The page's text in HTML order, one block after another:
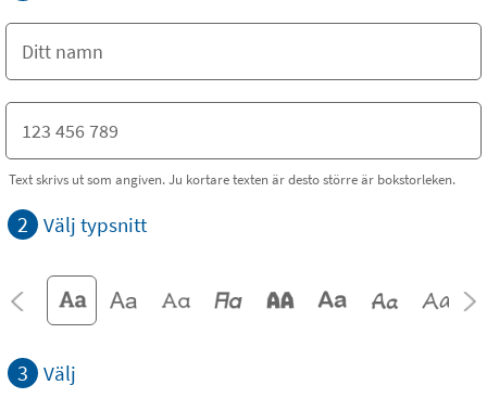
Text skrivs ut som angiven. Ju kortare texten är desto större är bokstorleken.
2 Välj typsnitt
3 Välj